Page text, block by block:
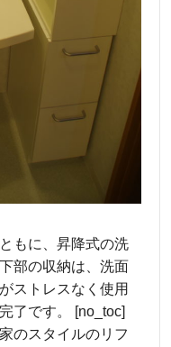
もに、昇降式の洗
部の収納は、洗面
ストレスなく使用
了です。 [no_toc]
のスタイルのリフ